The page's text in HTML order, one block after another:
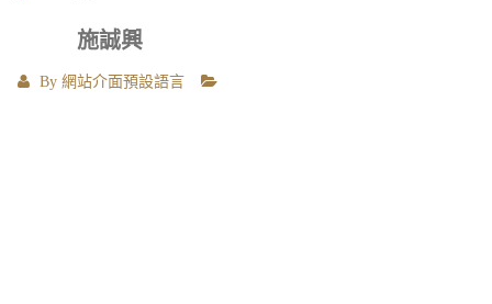
施誠興
By 網站介面預設語言